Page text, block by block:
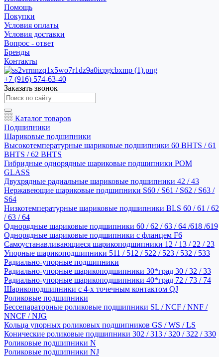
Помощь
Покупки
Условия оплаты
Условия доставки
Вопрос - ответ
Бренды
Контакты
+7 (916) 574-63-40
Заказать звонок
Каталог товаров
Подшипники
Шариковые подшипники
Высокотемпературные шариковые подшипники 60 BHTS / 61
BHTS / 62 BHTS
Гибридные однорядные шариковые подшипники POM
GLASS
Двухрядные радиальные шариковые подшипники 42 / 43
Нержавеющие шариковые подшипники S60 / S61 / S62 / S63 /
S64
Низкотемпературные шариковые подшипники BLS 60 / 61 / 62
/ 63 / 64
Однорядные шариковые подшипники 60 / 62 / 63 / 64 /618 /619
Однорядные шариковые подшипники с фланцем F6
Самоустанавливающиеся шарикоподшипники 12 / 13 / 22 / 23
Упорные шарикоподшипники 511 / 512 / 522 / 523 / 532 / 533
Радиально-упорные подшипники
Радиально-упорные шарикоподшипники 30*град 30 / 32 / 33
Радиально-упорные шарикоподшипники 40*град 72 / 73 / 74
Шарикоподшипники с 4-х точечным контактом QJ
Роликовые подшипники
Бессепараторные роликовые подшипники SL / NCF / NNF /
NNCF / NJG
Кольца упорных роликовых подшипников GS / WS / LS
Конические роликовые подшипники 302 / 313 / 320 / 322 / 330
Роликовые подшипники N
Роликовые подшипники NJ